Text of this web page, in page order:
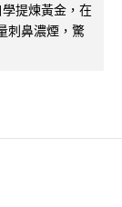
提煉黃金，在
刺鼻濃煙，驚